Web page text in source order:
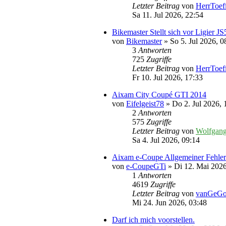
Letzter Beitrag von
Sa 11. Jul 2026, 22:54
Bikemaster Stellt sich vor Ligier
von Bikemaster» So 5. Jul 2026,
3Antworten
725 Zugriffe
Letzter Beitrag von
Fr 10. Jul 2026, 17:33
Aixam City Coupé GTI 2014
von Eifelgeist78 » Do 2. Jul 2026,
2Antworten
575 Zugriffe
Letzter Beitrag von
Sa 4. Jul 2026, 09:14
Aixam e-Coupe Allgemeiner Fehler
von e-CoupeGTi » Di 12. Mai
1Antworten
4619 Zugriffe
Letzter Beitrag von
Mi 24. Jun 2026, 03:48
Darf ich mich voorstellen.